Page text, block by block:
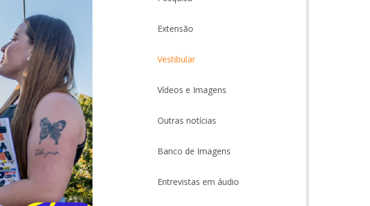
Extensão
Vestibular
Vídeos e Imagens
Outras notícias
Banco de Imagens
Entrevistas em áudio